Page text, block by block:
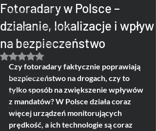
Taksówkarz Poleca
Porady & Ciekawostki
Lotnisko bez tajemnic
Praca na Taxi
Ślub i Wesele
Wydarzenia
Transport
Fotoradary w Polsce –
działanie, lokalizacje i wpływ
na bezpieczeństwo
Oceniono na NaN z 5 gwiazdek.
Czy fotoradary faktycznie poprawiają
bezpieczeństwo na drogach, czy to
tylko sposób na zwiększenie wpływów
z mandatów? W Polsce działa coraz
więcej urządzeń monitorujących
prędkość, a ich technologie są coraz